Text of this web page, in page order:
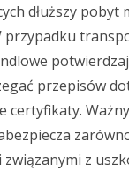
dłuższy
przypadku
przepisów
certyfikaty.
z